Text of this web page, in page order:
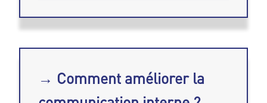
→ Comment améliorer la